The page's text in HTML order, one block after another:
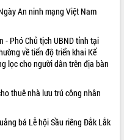
An ninh mạng Việt Nam
- Phó Chủ tịch UBND tỉnh tại
về tiến độ triển khai Kế
lọc cho người dân trên địa bàn
thuê nhà lưu trú công nhân
bá Lễ hội Sầu riêng Đắk Lắk